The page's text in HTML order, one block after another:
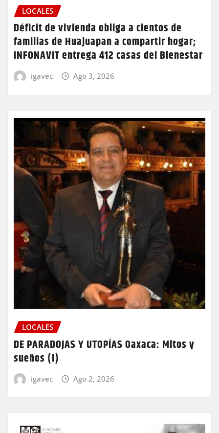
LOCALES
Déficit de vivienda obliga a cientos de
familias de Huajuapan a compartir hogar;
INFONAVIT entrega 412 casas del Bienestar
igavec Ago 3, 2026
LOCALES
DE PARADOJAS Y UTOPÍAS Oaxaca: Mitos y
sueños (I)
igavec Ago 2, 2026